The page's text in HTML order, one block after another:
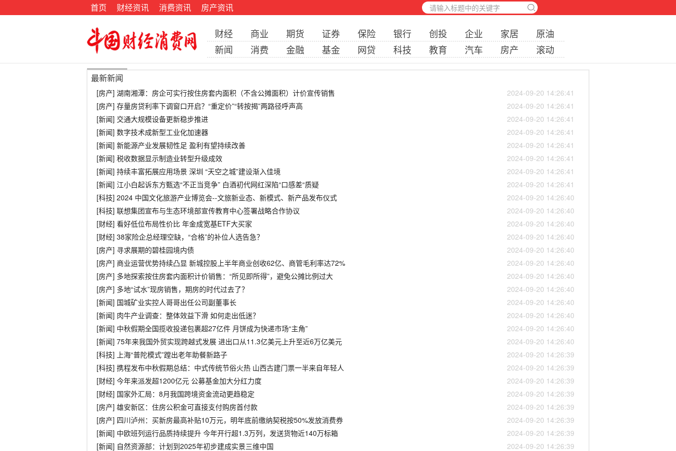
首页 财经资讯 消费资讯 房产资讯
财经 商业 期货 证券 保险 银行 创投 企业 家居
原油
新闻
消费 金融 基金 网贷 科技 教育 汽车 房产 滚动
最新新闻
[房产] 湖南湘潭：房企可实行按住房套内面积（不含公摊面积）计价宣传销售
2024-09-20 14:26:41
[房产] 存量房贷利率下调窗口开启？“重定价”“转按揭”两路径呼声高
2024-09-20 14:26:41
[新闻] 交通大规模设备更新稳步推进
2024-09-20 14:26:41
[新闻] 数字技术成新型工业化加速器
2024-09-20 14:26:41
[新闻] 新能源产业发展韧性足 盈利有望持续改善
2024-09-20 14:26:41
[新闻] 税收数据显示制造业转型升级成效
2024-09-20 14:26:41
[新闻] 持续丰富拓展应用场景 深圳 “天空之城”建设渐入佳境
2024-09-20 14:26:41
[新闻] 江小白起诉东方甄选“不正当竞争” 白酒初代网红深陷“口感差“质疑
2024-09-20 14:26:41
[科技] 2024 中国文化旅游产业博览会--文旅新业态、新模式、新产品发布仪式
2024-09-20 14:26:40
[科技] 联想集团宣布与生态环境部宣传教育中心签署战略合作协议
2024-09-20 14:26:40
[财经] 看好低位布局性价比 年金成宽基ETF大买家
2024-09-20 14:26:40
[财经] 38家险企总经理空缺，“合格”的补位人选告急？
2024-09-20 14:26:40
[房产] 寻求展期的碧桂园境内债
2024-09-20 14:26:40
[房产] 商业运营优势持续凸显 新城控股上半年商业创收62亿、商管毛利率达72%
2024-09-20 14:26:40
[房产] 多地探索按住房套内面积计价销售：“所见即所得”，避免公摊比例过大
2024-09-20 14:26:40
[房产] 多地“试水”现房销售，期房的时代过去了？
2024-09-20 14:26:40
[新闻] 国城矿业实控人哥哥出任公司副董事长
2024-09-20 14:26:40
[新闻] 肉牛产业调查：整体效益下滑 如何走出低迷？
2024-09-20 14:26:40
[新闻] 中秋假期全国揽收投递包裹超27亿件 月饼成为快递市场“主角”
2024-09-20 14:26:40
[新闻] 75年来我国外贸实现跨越式发展 进出口从11.3亿美元上升至近6万亿美元
2024-09-20 14:26:40
[科技] 上海“普陀模式”蹚出老年助餐新路子
2024-09-20 14:26:39
[科技] 携程发布中秋假期总结：中式传统节俗火热 山西古建门票一半来自年轻人
2024-09-20 14:26:39
[财经] 今年来派发超1200亿元 公募基金加大分红力度
2024-09-20 14:26:39
[财经] 国家外汇局：8月我国跨境资金流动更趋稳定
2024-09-20 14:26:39
[房产] 雄安新区：住房公积金可直接支付购房首付款
2024-09-20 14:26:39
[房产] 四川泸州：买新房最高补贴10万元，明年底前缴纳契税按50%发放消费券
2024-09-20 14:26:39
[新闻] 中欧班列运行品质持续提升 今年开行超1.3万列，发送货物近140万标箱
2024-09-20 14:26:39
[新闻] 自然资源部：计划到2025年初步建成实景三维中国
2024-09-20 14:26:39